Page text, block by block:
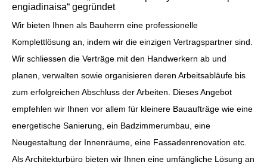
engiadinaisa“ gegründet
Wir bieten Ihnen als Bauherrn eine professionelle
Komplettlösung an, indem wir die einzigen Vertragspartner sind.
Wir schliessen die Verträge mit den Handwerkern ab und
planen, verwalten sowie organisieren deren Arbeitsabläufe bis
zum erfolgreichen Abschluss der Arbeiten. Dieses Angebot
empfehlen wir Ihnen vor allem für kleinere Bauaufträge wie eine
energetische Sanierung, ein Badzimmerumbau, eine
Neugestaltung der Innenräume, eine Fassadenrenovation etc.
Als Architekturbüro bieten wir Ihnen eine umfängliche Lösung an